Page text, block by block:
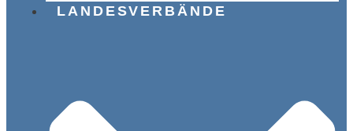
LANDESVERBÄNDE